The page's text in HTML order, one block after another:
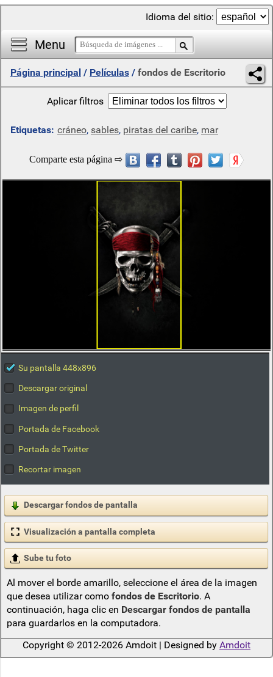
Menu
Idioma del sitio:
Página principal / Películas / fondos de Escritorio
Aplicar filtros
Etiquetas: cráneo, sables, piratas del caribe, mar
Su pantalla 448x896
Descargar original
Imagen de perfil
Portada de Facebook
Portada de Twitter
Recortar imagen
Descargar fondos de pantalla
Visualización a pantalla completa
Sube tu foto
Al mover el borde amarillo, seleccione el área de la imagen
que desea utilizar como fondos de Escritorio. A
continuación, haga clic en Descargar fondos de pantalla
para guardarlos en la computadora.
Copyright © 2012-2026 Amdoit | Designed by Amdoit